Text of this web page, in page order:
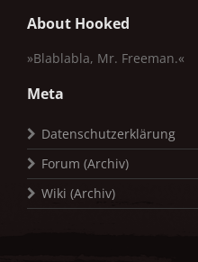
About Hooked
»Blablabla, Mr. Freeman.«
Meta
Datenschutzerklärung
Forum (Archiv)
Wiki (Archiv)